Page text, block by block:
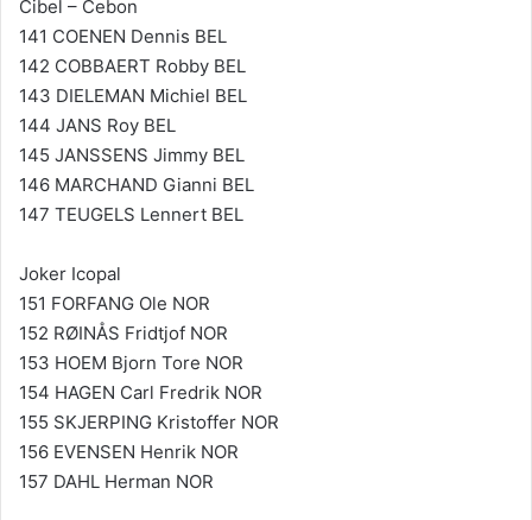
Cibel – Cebon
141 COENEN Dennis BEL
142 COBBAERT Robby BEL
143 DIELEMAN Michiel BEL
144 JANS Roy BEL
145 JANSSENS Jimmy BEL
146 MARCHAND Gianni BEL
147 TEUGELS Lennert BEL
Joker Icopal
151 FORFANG Ole NOR
152 RØINÅS Fridtjof NOR
153 HOEM Bjorn Tore NOR
154 HAGEN Carl Fredrik NOR
155 SKJERPING Kristoffer NOR
156 EVENSEN Henrik NOR
157 DAHL Herman NOR